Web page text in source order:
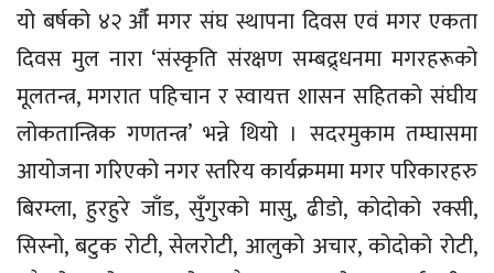
यो बर्षको ४२ औँ मगर संघ स्थापना दिवस एवं मगर एकता
दिवस मुल नारा ‘संस्कृति संरक्षण सम्बद्र्धनमा मगरहरूको
मूलतन्त्र, मगरात पहिचान र स्वायत्त शासन सहितको संघीय
लोकतान्त्रिक गणतन्त्र’ भन्ने थियो । सदरमुकाम तम्घासमा
आयोजना गरिएको नगर स्तरिय कार्यक्रममा मगर परिकारहरु
बिरम्ला, हुरहुरे जाँड, सुँगुरको मासु, ढीडो, कोदोको रक्सी,
सिस्नो, बटुक रोटी, सेलरोटी, आलुको अचार, कोदोको रोटी,